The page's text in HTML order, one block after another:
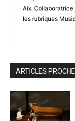
Aix. Collaboratrice
les rubriques
ARTICLES